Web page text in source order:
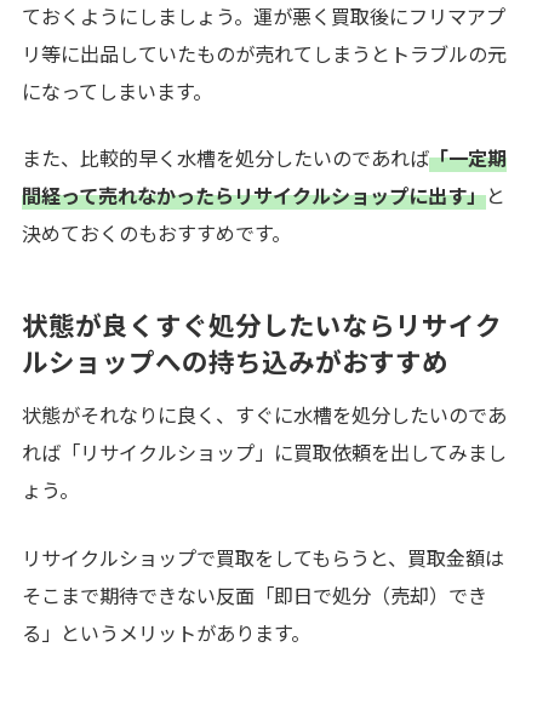
ておくようにしましょう。運が悪く買取後にフリマアプ
リ等に出品していたものが売れてしまうとトラブルの元
になってしまいます。
また、比較的早く水槽を処分したいのであれば「一定期
間経って売れなかったらリサイクルショップに出す」と
決めておくのもおすすめです。
状態が良くすぐ処分したいならリサイク
ルショップへの持ち込みがおすすめ
状態がそれなりに良く、すぐに水槽を処分したいのであ
れば「リサイクルショップ」に買取依頼を出してみまし
ょう。
リサイクルショップで買取をしてもらうと、買取金額は
そこまで期待できない反面「即日で処分（売却）でき
る」というメリットがあります。